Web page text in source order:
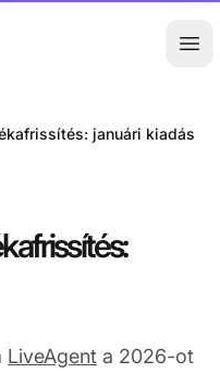
januári kiadás
LiveAgent a 2026-ot